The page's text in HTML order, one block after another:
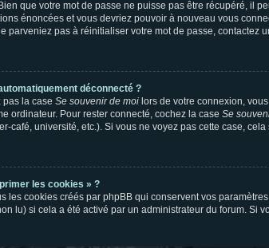
que votre mot de passe ne puisse pas être récupéré, il
énoncées et vous devriez pouvoir à nouveau vous
parveniez pas à réinitialiser votre mot de passe, contactez
déconnecté ?
pas la case Se souvenir de moi lors de votre connexion,
ordinateur. Pour rester connecté, cochez la case Se
café, université, etc.). Si vous ne voyez pas cette case,
les cookies » ?
les cookies créés par phpBB qui conservent vos
lu) si cela a été activé par un administrateur du forum.